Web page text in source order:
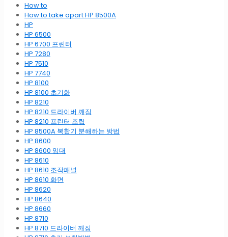
How to
How to take apart HP 8500A
HP
HP 6500
HP 6700 프린터
HP 7280
HP 7510
HP 7740
HP 8100
HP 8100 초기화
HP 8210
HP 8210 드라이버 깨짐
HP 8210 프린터 조립
HP 8500A 복합기 분해하는 방법
HP 8600
HP 8600 임대
HP 8610
HP 8610 조작패널
HP 8610 화면
HP 8620
HP 8640
HP 8660
HP 8710
HP 8710 드라이버 깨짐